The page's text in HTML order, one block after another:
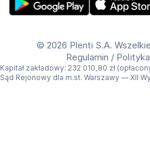
© 2026 Plenti S.A.
Regulamin /
Kapitał zakładowy: 232 010,80 zł
Sąd Rejonowy dla m.st. Warszawy — XII